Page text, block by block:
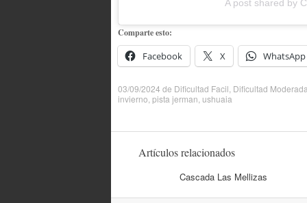
A post shared by
Comparte esto:
Facebook X WhatsApp
03/09/2024 de Dificultad Facil Dificultad
invierno pista jerman ushuaia
Artículos relacionados
Cascada Las Mellizas